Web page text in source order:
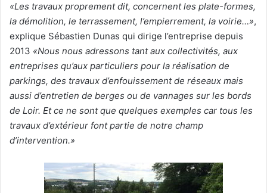
«Les travaux proprement dit, concernent les plate-formes,
la démolition, le terrassement, l’empierrement, la voirie…»,
explique Sébastien Dunas qui dirige l’entreprise depuis
2013 «Nous nous adressons tant aux collectivités, aux
entreprises qu’aux particuliers pour la réalisation de
parkings, des travaux d’enfouissement de réseaux mais
aussi d’entretien de berges ou de vannages sur les bords
de Loir. Et ce ne sont que quelques exemples car tous les
travaux d’extérieur font partie de notre champ
d’intervention.»